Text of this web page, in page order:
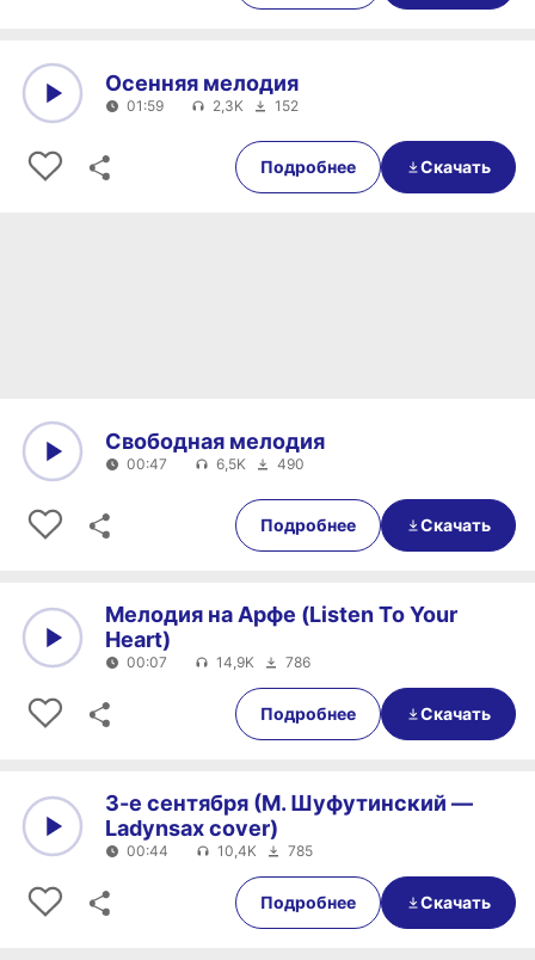
01:59
Осенняя мелодия
01:59 2,3K 152
Подробнее Скачать
00:47
Свободная мелодия
00:47 6,5K 490
Подробнее Скачать
00:07
Мелодия на Арфе (Listen To Your
Heart)
00:07 14,9K 786
Подробнее Скачать
00:44
3-е сентября (М. Шуфутинский —
Ladynsax cover)
00:44 10,4K 785
Подробнее Скачать